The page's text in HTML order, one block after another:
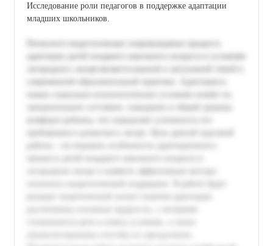
Исследование роли педагогов в поддержке адаптации
младших школьников.